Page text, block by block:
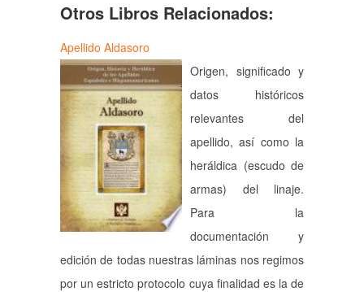
Otros Libros Relacionados:
Apellido Aldasoro
Origen, significado y
datos históricos
relevantes del
apellido, así como la
heráldica (escudo de
armas) del linaje.
Para la
documentación y
edición de todas nuestras láminas nos regimos
por un estricto protocolo cuya finalidad es la de